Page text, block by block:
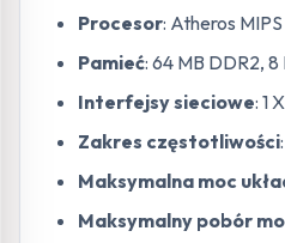
Procesor: Atheros
Pamieć: 64 MB DDR2, 8
Interfejsy sieciowe: 1
Zakres częstotliwości
Maksymalna moc
Maksymalny pobór